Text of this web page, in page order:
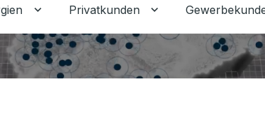
Untermenü für Erneuerbare Energien
Privatkunden Untermenü für
für Ratgeber umschalten